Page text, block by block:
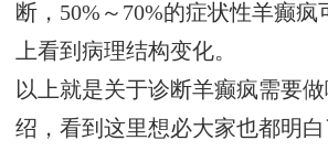
断，50%～70%的症状性羊癫疯
上看到病理结构变化。
以上就是关于诊断羊癫疯需要
绍，看到这里想必大家也都明